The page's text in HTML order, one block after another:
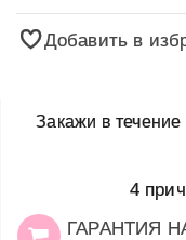
Добавить в
Закажи в течение
4
ГАРАНТИЯ